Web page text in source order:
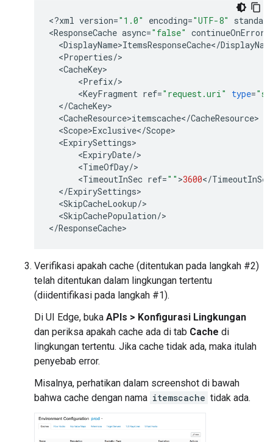
<?xml version="1.0" encoding="UTF-8"
<ResponseCache async="false" continueOnError
<DisplayName>ItemsResponseCache</
<Properties/
<CacheKey
<Prefix/
<KeyFragment ref="request.uri" type=
</CacheKey
<CacheResource>itemscache</CacheResource
<Scope>Exclusive</Scope
<ExpirySettings
<ExpiryDate/
<TimeOfDay/
<TimeoutInSec ref="" >3600</TimeoutInSec
</ExpirySettings
<SkipCacheLookup/
<SkipCachePopulation/>
</ResponseCache
Verifikasi apakah cache (ditentukan pada langkah #2)
telah ditentukan dalam lingkungan tertentu
(diidentifikasi pada langkah #1).
Di UI Edge, buka APIs > Konfigurasi Lingkungan
dan periksa apakah cache ada di tab Cache di
lingkungan tertentu. Jika cache tidak ada, maka itulah
penyebab error.
Misalnya, perhatikan dalam screenshot di bawah
bahwa cache dengan nama itemscache tidak ada.